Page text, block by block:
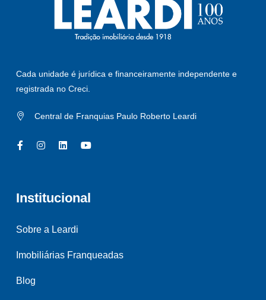
Cada unidade é jurídica e financeiramente independente e
registrada no Creci.
Central de Franquias Paulo Roberto Leardi
Institucional
Sobre a Leardi
Imobiliárias Franqueadas
Blog